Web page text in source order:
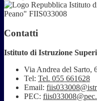
Istituto
Peano" FIIS033008
Contatti
Istituto di Istruzione
Via Andrea del Sarto,
Tel: Tel. 055 661628
Email:
PEC: